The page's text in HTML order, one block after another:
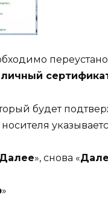
будет
Далее», снова «
»